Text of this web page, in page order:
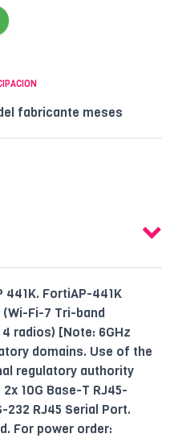
fabricante meses
FortiAP-441K
Fi-7 Tri-band
radios) [Note: 6GHz
domains. Use of the
regulatory authority
10G Base-T RJ45-
232 RJ45 Serial Port.
For power order: